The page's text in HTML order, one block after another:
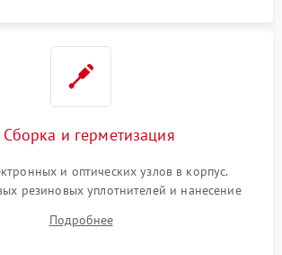
Сборка и герметизация
и оптических узлов в корпус.
резиновых уплотнителей и нанесение
коллиматоров — вакуумирование и
газом для исключения запотевания
Подробнее